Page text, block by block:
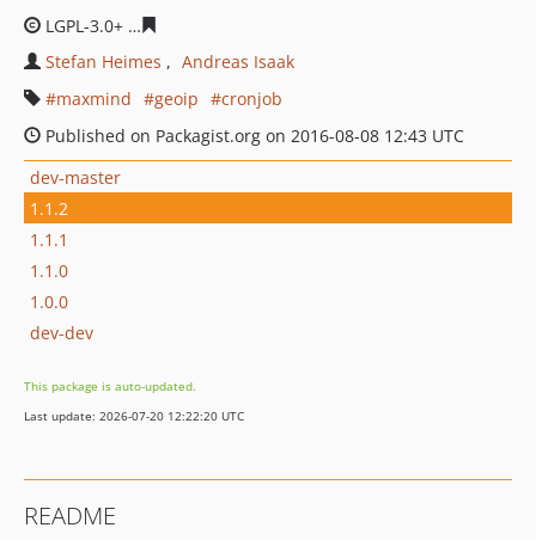
LGPL-3.0+
Stefan Heimes
Andreas Isaak
maxmind
geoip
cronjob
Published on Packagist.org on 2016-08-08 12:43 UTC
dev-master
1.1.2
1.1.1
1.1.0
1.0.0
dev-dev
This package is auto-updated.
Last update: 2026-07-20 12:22:20 UTC
README